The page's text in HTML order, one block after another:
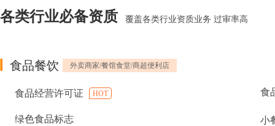
各类行业必备资质 覆盖各类行业资质业务 过审率高
食品餐饮 外卖商家/餐馆食堂/商超便利店
食品经营许可证 HOT 食
绿色食品标志 小